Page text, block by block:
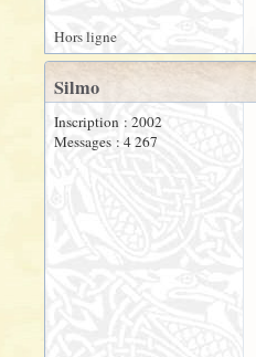
Hors ligne
Silmo
Inscription : 2002
Messages : 4 267